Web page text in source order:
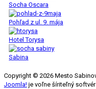
Socha Oscara
Pohľad z ul. 9. mája
Hotel Torysa
Sabina
Copyright © 2026 Mesto
Joomla! je voľne šíriteľný